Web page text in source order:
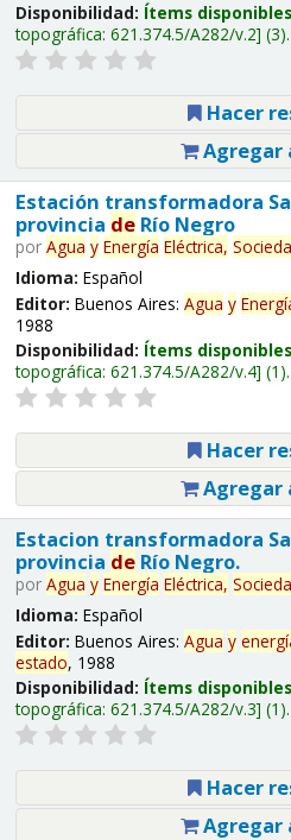
Disponibilidad: Ítems
topográfica: 621.374.5/A282/v.2 (3).
Hacer
Agregar
Estación transformadora
provincia deRío Negro
por Agua y Energía Eléctrica,
Idioma: Español
Editor: Buenos Aires: Agua y
1988
Disponibilidad: Ítems
topográfica: 621.374.5/A282/v.4 (1).
Hacer
Agregar
Estacion transformadora
provincia deRío Negro.
por Agua y Energía Eléctrica,
Idioma: Español
Editor: Buenos Aires: Agua y
estado, 1988
Disponibilidad: Ítems
topográfica: 621.374.5/A282/v.3 (1).
Hacer
Agregar